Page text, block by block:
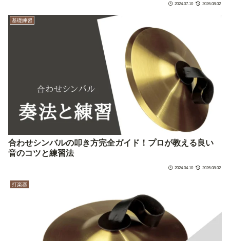
2024.07.10 2026.08.02
基礎練習
合わせシンバルの叩き方完全ガイド！プロが教える良い
音のコツと練習法
2024.04.10 2026.08.02
打楽器